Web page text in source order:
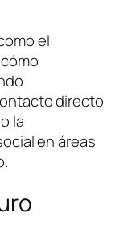
el
directo
la
en áreas